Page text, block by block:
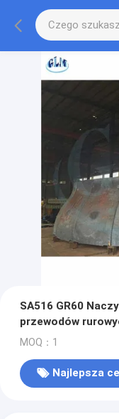
SA516 GR60
przewodów
MOQ：1
Najlepsza